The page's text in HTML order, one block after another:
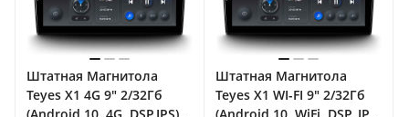
Штатная Магнитола
Teyes X1 4G 9" 2/32Гб
Штатная Магнитола
Teyes X1 WI-FI 9" 2/32Гб